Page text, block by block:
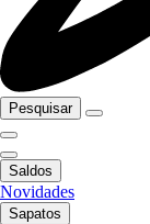
Pesquisar
Saldos
Novidades
Sapatos